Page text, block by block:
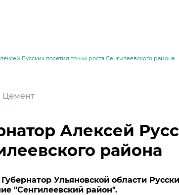
Русских посетил точки роста Сенгилеевского района
Цемент
Алексей
района
Губернатор Ульяновской области
"Сенгилеевский район".